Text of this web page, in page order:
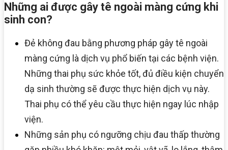
Những ai được gây tê ngoài màng cứng khi
sinh con?
Đẻ không đau bằng phương pháp gây tê ngoài
màng cứng là dịch vụ phổ biến tại các bệnh viện.
Những thai phụ sức khỏe tốt, đủ điều kiện chuyển
dạ sinh thường sẽ được thực hiện dịch vụ này.
Thai phụ có thể yêu cầu thực hiện ngay lúc nhập
viện.
Những sản phụ có ngưỡng chịu đau thấp thường